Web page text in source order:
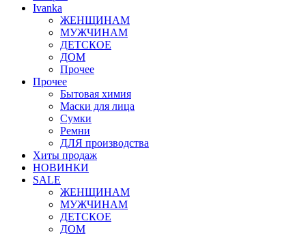
Ivanka
ЖЕНЩИНАМ
МУЖЧИНАМ
ДЕТСКОЕ
ДОМ
Прочее
Прочее
Бытовая химия
Маски для лица
Сумки
Ремни
ДЛЯ производства
Хиты продаж
НОВИНКИ
SALE
ЖЕНЩИНАМ
МУЖЧИНАМ
ДЕТСКОЕ
ДОМ